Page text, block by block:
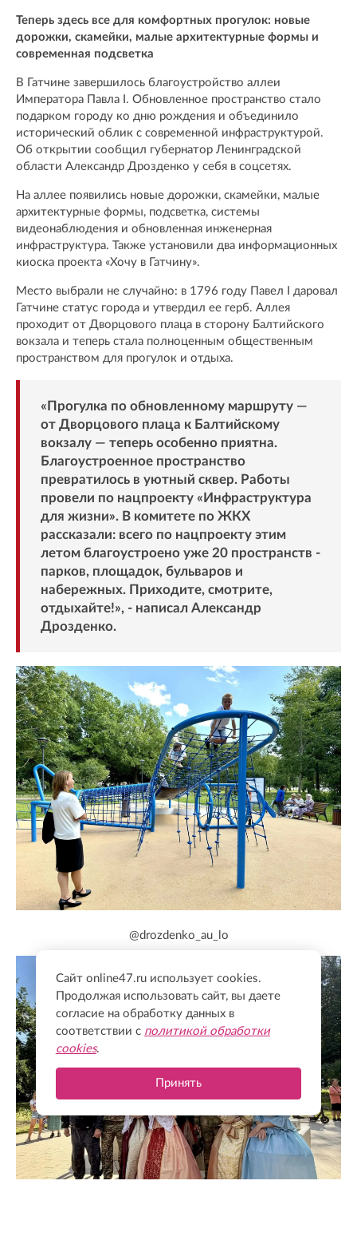
Теперь здесь все для комфортных прогулок: новые
дорожки, скамейки, малые архитектурные формы и
современная подсветка
В Гатчине завершилось благоустройство аллеи
Императора Павла I. Обновленное пространство стало
подарком городу ко дню рождения и объединило
исторический облик с современной инфраструктурой.
Об открытии сообщил губернатор Ленинградской
области Александр Дрозденко у себя в соцсетях.
На аллее появились новые дорожки, скамейки, малые
архитектурные формы, подсветка, системы
видеонаблюдения и обновленная инженерная
инфраструктура. Также установили два информационных
киоска проекта «Хочу в Гатчину».
Место выбрали не случайно: в 1796 году Павел I даровал
Гатчине статус города и утвердил ее герб. Аллея
проходит от Дворцового плаца в сторону Балтийского
вокзала и теперь стала полноценным общественным
пространством для прогулок и отдыха.
«Прогулка по обновленному маршруту —
от Дворцового плаца к Балтийскому
вокзалу — теперь особенно приятна.
Благоустроенное пространство
превратилось в уютный сквер. Работы
провели по нацпроекту «Инфраструктура
для жизни». В комитете по ЖКХ
рассказали: всего по нацпроекту этим
летом благоустроено уже 20 пространств -
парков, площадок, бульваров и
набережных. Приходите, смотрите,
отдыхайте!», - написал Александр
Дрозденко.
@drozdenko_au_lo
Сайт online47.ru использует cookies.
Продолжая использовать сайт, вы даете
согласие на обработку данных в
соответствии с политикой обработки
cookies.
Принять